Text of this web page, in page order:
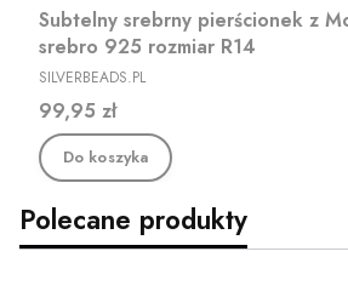
Subtelny srebrny pierścionek z
srebro 925 rozmiar R14
PRODUCENT
SILVERBEADS.PL
Cena
99,95 zł
Do koszyka
Polecane produkty